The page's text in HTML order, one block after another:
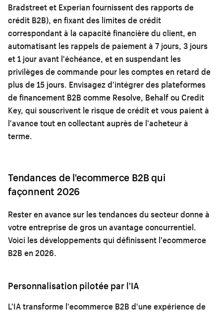
Bradstreet et Experian fournissent des rapports de
crédit B2B), en fixant des limites de crédit
correspondant à la capacité financière du client, en
automatisant les rappels de paiement à 7 jours, 3 jours
et 1 jour avant l'échéance, et en suspendant les
privilèges de commande pour les comptes en retard de
plus de 15 jours. Envisagez d'intégrer des plateformes
de financement B2B comme Resolve, Behalf ou Credit
Key, qui souscrivent le risque de crédit et vous paient à
l'avance tout en collectant auprès de l'acheteur à
terme.
Tendances de l'ecommerce B2B qui
façonnent 2026
Rester en avance sur les tendances du secteur donne à
votre entreprise de gros un avantage concurrentiel.
Voici les développements qui définissent l'ecommerce
B2B en 2026.
Personnalisation pilotée par l'IA
L'IA transforme l'ecommerce B2B d'une expérience de